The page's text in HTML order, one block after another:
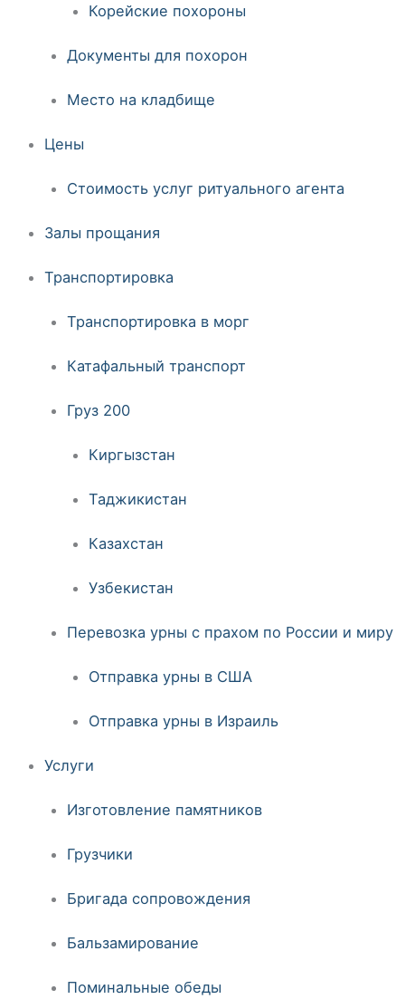
Корейские похороны
Документы для похорон
Место на кладбище
Цены
Стоимость услуг ритуального агента
Залы прощания
Транспортировка
Транспортировка в морг
Катафальный транспорт
Груз 200
Киргызстан
Таджикистан
Казахстан
Узбекистан
Перевозка урны с прахом по России и миру
Отправка урны в США
Отправка урны в Израиль
Услуги
Изготовление памятников
Грузчики
Бригада сопровождения
Бальзамирование
Поминальные обеды